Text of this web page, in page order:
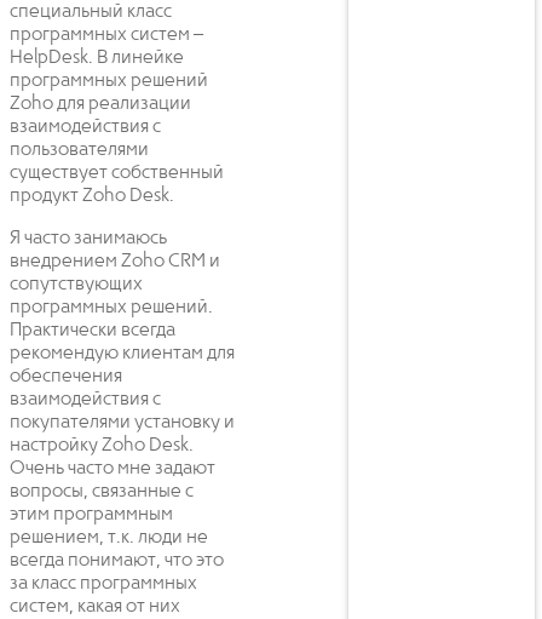
специальный класс
программных систем –
HelpDesk. В линейке
программных решений
Zoho для реализации
взаимодействия с
пользователями
существует собственный
продукт Zoho Desk.
Я часто занимаюсь
внедрением Zoho CRM и
сопутствующих
программных решений.
Практически всегда
рекомендую клиентам для
обеспечения
взаимодействия с
покупателями установку и
настройку Zoho Desk.
Очень часто мне задают
вопросы, связанные с
этим программным
решением, т.к. люди не
всегда понимают, что это
за класс программных
систем, какая от них